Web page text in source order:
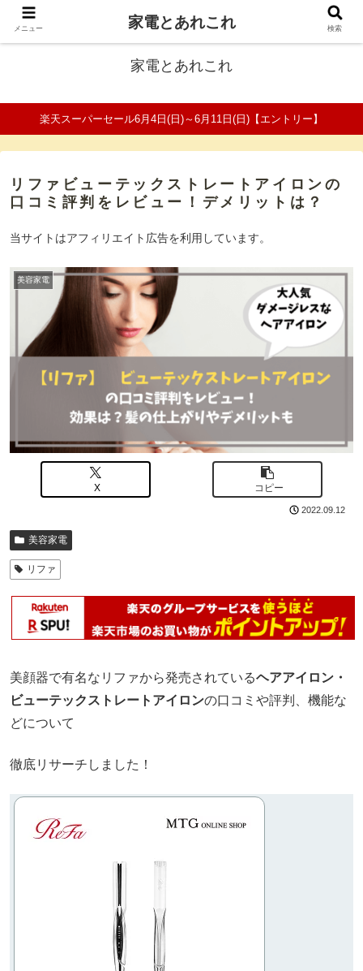
ファミリーの家電口コミ＆比較サイト
家電とあれこれ
楽天スーパーセール6月4日(日)～6月11日(日)【エントリー】
リファビューテックストレートアイロンの
口コミ評判をレビュー！デメリットは？
当サイトはアフィリエイト広告を利用しています。
美容家電
X コピー
2022.09.12
美容家電
リファ
美顔器で有名なリファから発売されているヘアアイロン・
ビューテックストレートアイロンの口コミや評判、機能な
どについて
徹底リサーチしました！
メニュー 家電とあれこれ 検索